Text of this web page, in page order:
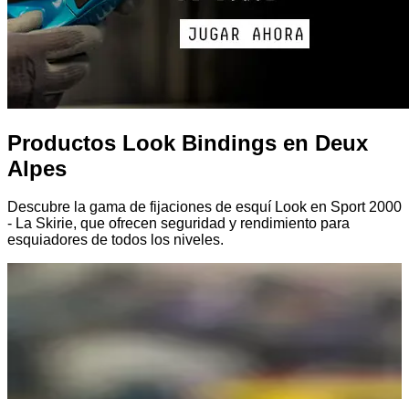
Productos Look Bindings en Deux
Alpes
Descubre la gama de fijaciones de esquí Look en Sport 2000
- La Skirie, que ofrecen seguridad y rendimiento para
esquiadores de todos los niveles.